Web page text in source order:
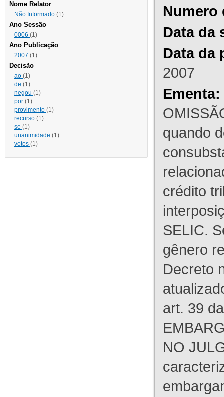
Nome Relator
Não Informado (1)
Ano Sessão
0006 (1)
Ano Publicação
2007 (1)
Decisão
ao (1)
de (1)
negou (1)
por (1)
provimento (1)
recurso (1)
se (1)
unanimidade (1)
votos (1)
Numero
Data da
Data da
2007
Ementa:
quando
crédito
SELIC.
gênero
Decreto
art. 39
NO